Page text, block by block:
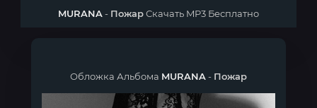
MURANA- ПожарСкачать MP3 Бесплатно
Обложка Альбома MURANA- Пожар